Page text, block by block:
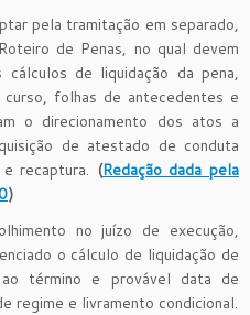
pela tramitação em separado,
de Penas, no qual devem
de liquidação da pena,
folhas de antecedentes e
o direcionamento dos atos a
de atestado de conduta
recaptura. (Redação dada pela
)
no juízo de execução,
o cálculo de liquidação de
término e provável data de
regime e livramento condicional.